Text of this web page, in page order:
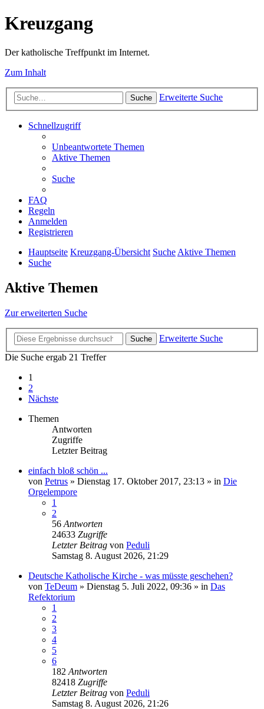
Kreuzgang
Der katholische Treffpunkt im Internet.
Zum Inhalt
Suche Erweiterte Suche
Schnellzugriff
Unbeantwortete Themen
Aktive Themen
Suche
FAQ
Regeln
Anmelden
Registrieren
Hauptseite Kreuzgang-Übersicht SucheAktive Themen
Suche
Aktive Themen
Zur erweiterten Suche
Suche
Erweiterte Suche
Die Suche ergab 21 Treffer
1
2
Nächste
Themen
Antworten
Zugriffe
Letzter Beitrag
einfach bloß schön ...
von Petrus » Dienstag 17. Oktober 2017, 23:13 » in Die
Orgelempore
1
2
56 Antworten
24633 Zugriffe
Letzter Beitrag von Peduli
Samstag 8. August 2026, 21:29
Deutsche Katholische Kirche - was müsste geschehen?
von TeDeum » Dienstag 5. Juli 2022, 09:36 » in Das
Refektorium
1
2
3
4
5
6
182 Antworten
82418 Zugriffe
Letzter Beitrag von Peduli
Samstag 8. August 2026, 21:26